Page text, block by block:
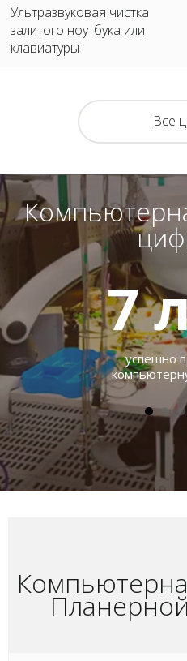
Ультразвуковая чистка
залитого ноутбука или
клавиатуры
Все
7
успешно